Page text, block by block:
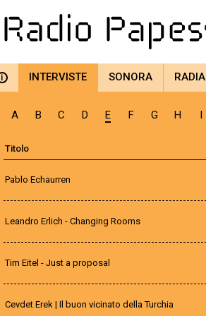
i INTERVISTE SONORA RADIA
A B C D E F G H I
Titolo
Pablo Echaurren
Leandro Erlich - Changing Rooms
Tim Eitel - Just a proposal
Cevdet Erek | Il buon vicinato della Turchia